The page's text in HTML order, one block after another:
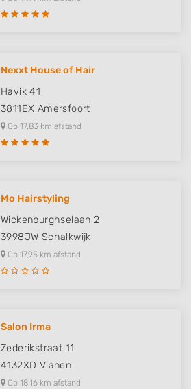
Nexxt House of Hair
Havik 41
3811EX Amersfoort
Op 17,83 km afstand
Mo Hairstyling
Wickenburghselaan 2
3998JW Schalkwijk
Op 17,95 km afstand
Salon Irma
Zederikstraat 11
4132XD Vianen
Op 18,16 km afstand